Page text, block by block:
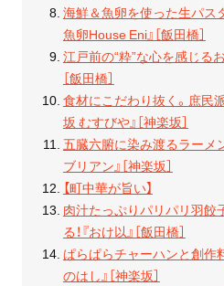
海鮮＆魚卵を使った生パス
魚卵House Eni』［飯田橋］
江戸前の“粋”な心を感じる
［飯田橋］
食材にこだわり抜く。庶民
坂 むすびや』［神楽坂］
五臓六腑に染み渡るラーメ
ブリアン』［神楽坂］
【町中華が旨い】
肉汁たっぷりパリパリ羽餃
る！『おけ以』［飯田橋］
ぱらぱらチャーハンと創作
のはし』［神楽坂］